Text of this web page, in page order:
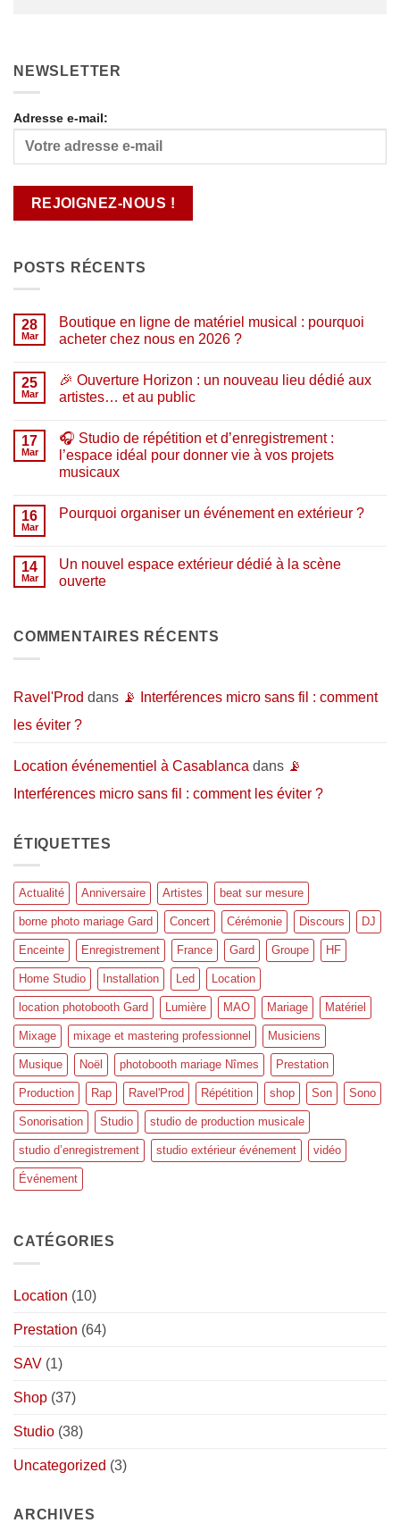
NEWSLETTER
Adresse e-mail:
POSTS RÉCENTS
28
Mar
Boutique en ligne de matériel musical : pourquoi
acheter chez nous en 2026 ?
sur
Boutique
en
matériel
musical
pourquoi
nous
en
25
Mar
🎉 Ouverture Horizon : un nouveau lieu dédié aux
artistes… et au public
sur
🎉
Ouverture
Horizon
nouveau
lieu
et
au
public
17
Mar
🎧 Studio de répétition et d’enregistrement :
l’espace idéal pour donner vie à vos projets
musicaux
sur
répétition
et
d’enregistrement
pour
donner
musicaux
16
Mar
Pourquoi organiser un événement en extérieur ?
Pourquoi
organiser
un
?
14
Mar
Un nouvel espace extérieur dédié à la scène
ouverte
Un
à
ouverte
COMMENTAIRES RÉCENTS
Ravel'Prod dans 📡 Interférences micro sans fil : comment
les éviter ?
Location événementiel à Casablanca dans 📡
Interférences micro sans fil : comment les éviter ?
ÉTIQUETTES
Actualité Anniversaire Artistes beat sur mesure
borne photo mariage Gard Concert Cérémonie Discours DJ
Enceinte Enregistrement France Gard Groupe HF
Home Studio Installation Led Location
location photobooth Gard Lumière MAO Mariage Matériel
Mixage mixage et mastering professionnel Musiciens
Musique Noël photobooth mariage Nîmes Prestation
Production Rap Ravel'Prod Répétition shop Son Sono
Sonorisation Studio studio de production musicale
studio d’enregistrement studio extérieur événement vidéo
Événement
CATÉGORIES
Location (10)
Prestation (64)
SAV (1)
Shop (37)
Studio (38)
Uncategorized (3)
ARCHIVES